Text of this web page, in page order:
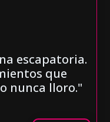
escapatoria.
que
nunca lloro."